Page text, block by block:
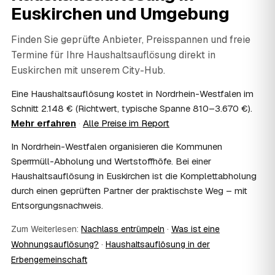
persönliche Gegenstände werden respektvoll behandelt.
Gerade nach einem Trauerfall in Euskirchen bleibt alles
07 Ist die Haushaltsauflösung im Nachlass
steuerlich absetzbar?
Häufig ja: Im Nachlass können die Kosten einer
Erbschaftsteuer mindern, bei vermieteten Objekten teils
als Werbungskosten. Sie erhalten eine ordentliche
Rechnung als Beleg. Verbindlich klärt das Ihr
08 Muss ich als Erbe in Euskirchen vor Ort
anwesend sein?
Nein, Sie müssen nicht durchgängig anwesend sein. Viele
Erben übergeben in Euskirchen nur die Schlüssel und
lassen sich per Fotos auf dem Laufenden halten. Eine
genügt meist.
09 Bekomme ich einen Entsorgungsnachweis?
Ja. Sie erhalten auf Wunsch einen Entsorgungs- bzw.
Euskirchen und Umgebung
Finden Sie geprüfte Anbieter, Preisspannen und freie
Termine für Ihre Haushaltsauflösung direkt in
Euskirchen mit unserem City-Hub.
Eine Haushaltsauflösung kostet in Nordrhein-Westfalen im
Schnitt 2.148 € (Richtwert, typische Spanne 810–3.670 €).
Mehr erfahren · Alle Preise im Report
In Nordrhein-Westfalen organisieren die Kommunen
Sperrmüll-Abholung und Wertstoffhöfe. Bei einer
Haushaltsauflösung in Euskirchen ist die Komplettabholung
durch einen geprüften Partner der praktischste Weg – mit
Entsorgungsnachweis.
Zum Weiterlesen: Nachlass entrümpeln · Was ist eine
Wohnungsauflösung? · Haushaltsauflösung in der
Erbengemeinschaft